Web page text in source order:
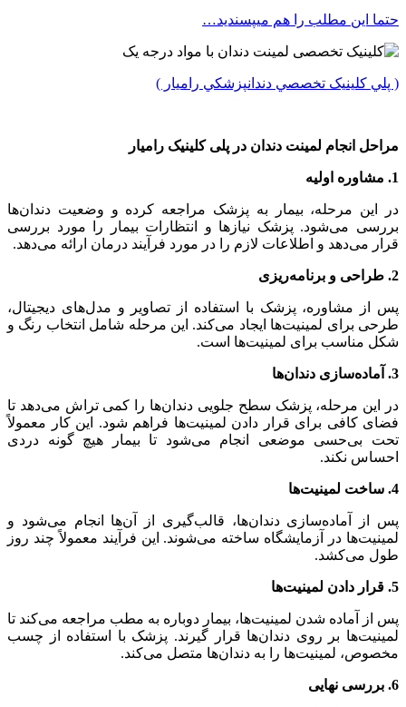
حتما این مطلب را هم میپسندید…
( پلي کلينیک تخصصي دندانپزشکي راميار )
مراحل انجام لمینت دندان در پلی کلینیک رامیار
1. مشاوره اولیه
در این مرحله، بیمار به پزشک مراجعه کرده و وضعیت دندان‌ها
بررسی می‌شود. پزشک نیازها و انتظارات بیمار را مورد بررسی
قرار می‌دهد و اطلاعات لازم را در مورد فرآیند درمان ارائه می‌دهد.
2. طراحی و برنامه‌ریزی
پس از مشاوره، پزشک با استفاده از تصاویر و مدل‌های دیجیتال،
طرحی برای لمینیت‌ها ایجاد می‌کند. این مرحله شامل انتخاب رنگ و
شکل مناسب برای لمینیت‌ها است.
3. آماده‌سازی دندان‌ها
در این مرحله، پزشک سطح جلویی دندان‌ها را کمی تراش می‌دهد تا
فضای کافی برای قرار دادن لمینیت‌ها فراهم شود. این کار معمولاً
تحت بی‌حسی موضعی انجام می‌شود تا بیمار هیچ گونه دردی
احساس نکند.
4. ساخت لمینیت‌ها
پس از آماده‌سازی دندان‌ها، قالب‌گیری از آن‌ها انجام می‌شود و
لمینیت‌ها در آزمایشگاه ساخته می‌شوند. این فرآیند معمولاً چند روز
طول می‌کشد.
5. قرار دادن لمینیت‌ها
پس از آماده شدن لمینیت‌ها، بیمار دوباره به مطب مراجعه می‌کند تا
لمینیت‌ها بر روی دندان‌ها قرار گیرند. پزشک با استفاده از چسب
مخصوص، لمینیت‌ها را به دندان‌ها متصل می‌کند.
6. بررسی نهایی